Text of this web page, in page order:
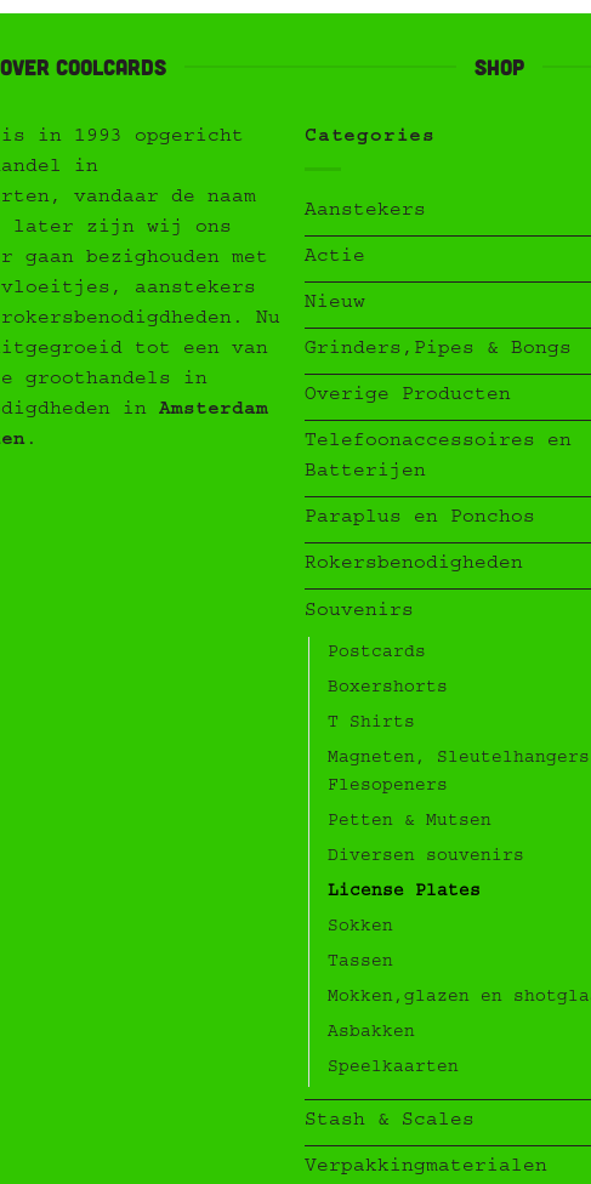
Over Coolcards
is in 1993 opgericht
in
vandaar de naam
later zijn wij ons
gaan bezighouden met
aanstekers
Nu
tot een van
groothandels in
in Amsterdam
.
Shop
Categories
Aanstekers
Actie
Nieuw
Grinders,Pipes & Bongs
Overige Producten
Telefoonaccessoires en
Batterijen
Paraplus en Ponchos
Rokersbenodigheden
Souvenirs
Postcards
Boxershorts
T Shirts
Magneten,
Flesopeners
Petten & Mutsen
Diversen souvenirs
License Plates
Sokken
Tassen
Mokken,glazen en
Asbakken
Speelkaarten
Stash & Scales
Verpakkingmaterialen